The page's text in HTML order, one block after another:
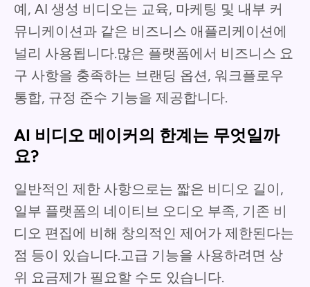
예, AI 생성 비디오는 교육, 마케팅 및 내부 커
뮤니케이션과 같은 비즈니스 애플리케이션에
널리 사용됩니다.많은 플랫폼에서 비즈니스 요
구 사항을 충족하는 브랜딩 옵션, 워크플로우
통합, 규정 준수 기능을 제공합니다.
AI 비디오 메이커의 한계는 무엇일까
요?
일반적인 제한 사항으로는 짧은 비디오 길이,
일부 플랫폼의 네이티브 오디오 부족, 기존 비
디오 편집에 비해 창의적인 제어가 제한된다는
점 등이 있습니다.고급 기능을 사용하려면 상
위 요금제가 필요할 수도 있습니다.